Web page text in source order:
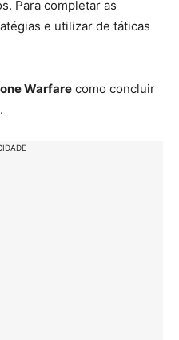
Para completar as
e utilizar de táticas
Warfare como concluir